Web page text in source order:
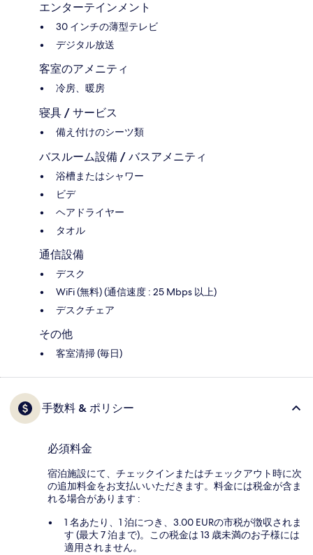
エンターテインメント
30 インチの薄型テレビ
デジタル放送
客室のアメニティ
冷房、暖房
寝具 / サービス
備え付けのシーツ類
バスルーム設備 / バスアメニティ
浴槽またはシャワー
ビデ
ヘアドライヤー
タオル
通信設備
デスク
WiFi (無料) (通信速度 : 25 Mbps 以上)
デスクチェア
その他
客室清掃 (毎日)
手数料 & ポリシー
必須料金
宿泊施設にて、チェックインまたはチェックアウト時に次
の追加料金をお支払いいただきます。料金には税金が含ま
れる場合があります :
1 名あたり、1 泊につき、3.00 EURの市税が徴収されま
す (最大 7 泊まで)。この税金は 13 歳未満のお子様には
適用されません。